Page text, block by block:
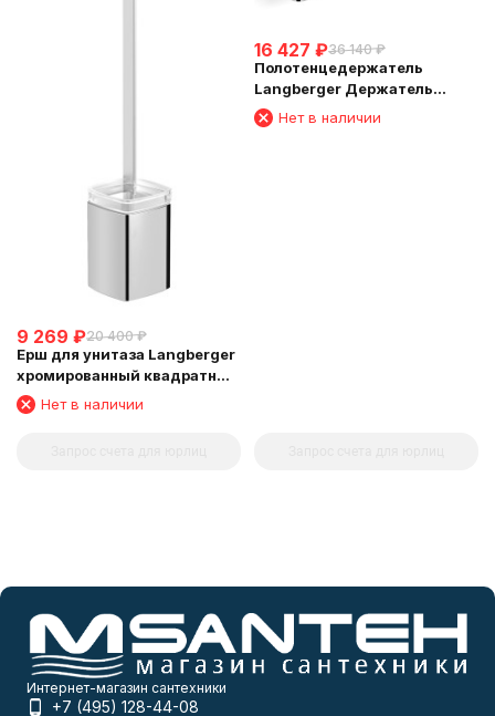
9 269 ₽20 400 ₽
Ерш для унитаза Langberger
хромированный квадратный
напольный малый 11327A
Нет в наличии
16 427 ₽36 140 ₽
Полотенцедержатель
Langberger Держатель
аксессуаров и полотенца 45
см 11304D
Нет в наличии
Интернет-магазин сантехники
+7 (495) 128-44-08